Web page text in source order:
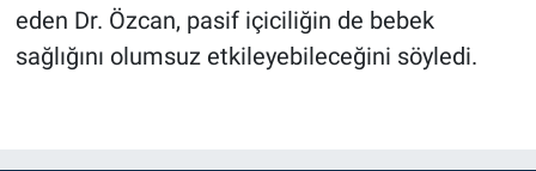
eden Dr. Özcan, pasif içiciliğin de bebek
sağlığını olumsuz etkileyebileceğini söyledi.